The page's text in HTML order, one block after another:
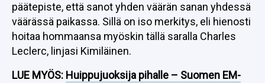
päätepiste, että sanot yhden väärän sanan yhdessä
väärässä paikassa. Sillä on iso merkitys, eli hienosti
hoitaa hommaansa myöskin tällä saralla Charles
Leclerc, linjasi Kimiläinen.
LUE MYÖS: Huippujuoksija pihalle – Suomen EM-